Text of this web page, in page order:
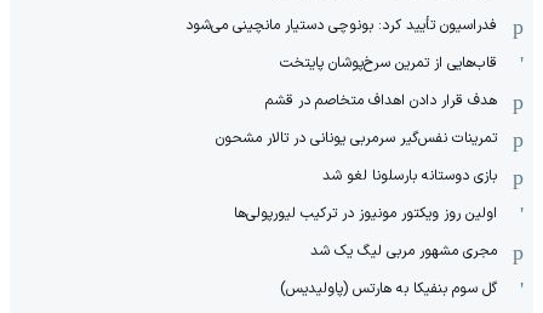
فدراسیون تأیید کرد: بونوچی دستیار مانچینی می‌شود
قاب‌هایی از تمرین سرخ‌پوشان پایتخت
هدف قرار دادن اهداف متخاصم در قشم
‏تمرینات نفس‌گیر سرمربی یونانی در تالار مشحون
بازی دوستانه بارسلونا لغو شد
اولین روز ویکتور مونیوز در ترکیب لیورپولی‌ها
مجری مشهور مربی لیگ یک شد
گل سوم بنفیکا به هارتس (پاولیدیس)